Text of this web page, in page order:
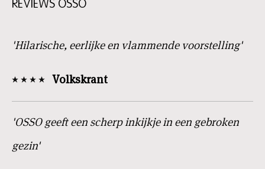
REVIEWS OSSO
Volkskrant
'Hilarische, eerlijke en vlammende voorstelling'
'OSSO geeft een scherp inkijkje in een gebroken
gezin'